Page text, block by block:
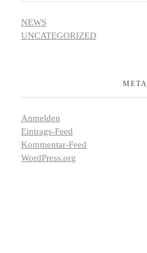
NEWS
UNCATEGORIZED
META
Anmelden
Eintrags-Feed
Kommentar-Feed
WordPress.org